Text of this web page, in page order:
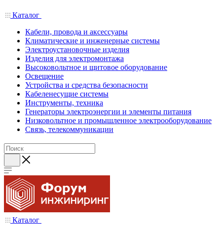
Каталог
Кабели, провода и аксессуары
Климатические и инженерные системы
Электроустановочные изделия
Изделия для электромонтажа
Высоковольтное и щитовое оборудование
Освещение
Устройства и средства безопасности
Кабеленесущие системы
Инструменты, техника
Генераторы электроэнергии и элементы питания
Низковольтное и промышленное электрооборудование
Связь, телекоммуникации
Каталог